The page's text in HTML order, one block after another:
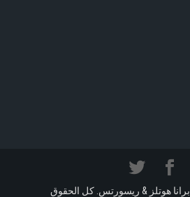
© كوبيرايت 2019. برانا هوتلز & ريسورتس. كل الحقوق